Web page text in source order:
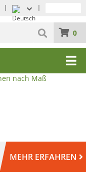
0
MEHR ERFAHREN